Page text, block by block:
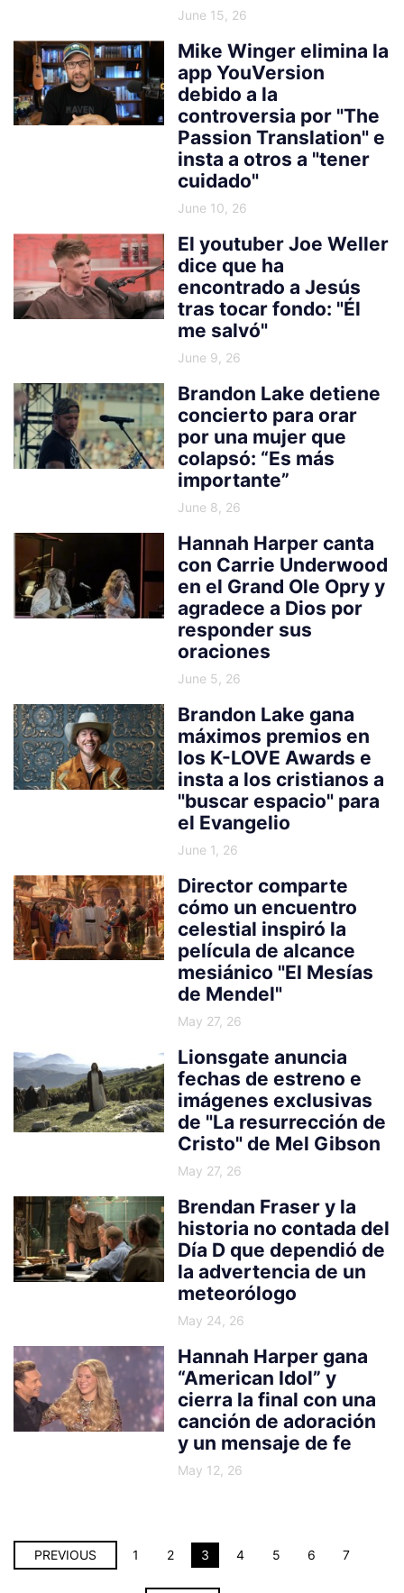
June 15, 26
Mike Winger elimina la
app YouVersion
debido a la
controversia por "The
Passion Translation" e
insta a otros a "tener
cuidado"
June 10, 26
El youtuber Joe Weller
dice que ha
encontrado a Jesús
tras tocar fondo: "Él
me salvó"
June 9, 26
Brandon Lake detiene
concierto para orar
por una mujer que
colapsó: “Es más
importante”
June 8, 26
Hannah Harper canta
con Carrie Underwood
en el Grand Ole Opry y
agradece a Dios por
responder sus
oraciones
June 5, 26
Brandon Lake gana
máximos premios en
los K-LOVE Awards e
insta a los cristianos a
"buscar espacio" para
el Evangelio
June 1, 26
Director comparte
cómo un encuentro
celestial inspiró la
película de alcance
mesiánico "El Mesías
de Mendel"
May 27, 26
Lionsgate anuncia
fechas de estreno e
imágenes exclusivas
de "La resurrección de
Cristo" de Mel Gibson
May 27, 26
Brendan Fraser y la
historia no contada del
Día D que dependió de
la advertencia de un
meteorólogo
May 24, 26
Hannah Harper gana
“American Idol” y
cierra la final con una
canción de adoración
y un mensaje de fe
May 12, 26
PREVIOUS 1 2 3 4 5 6 7